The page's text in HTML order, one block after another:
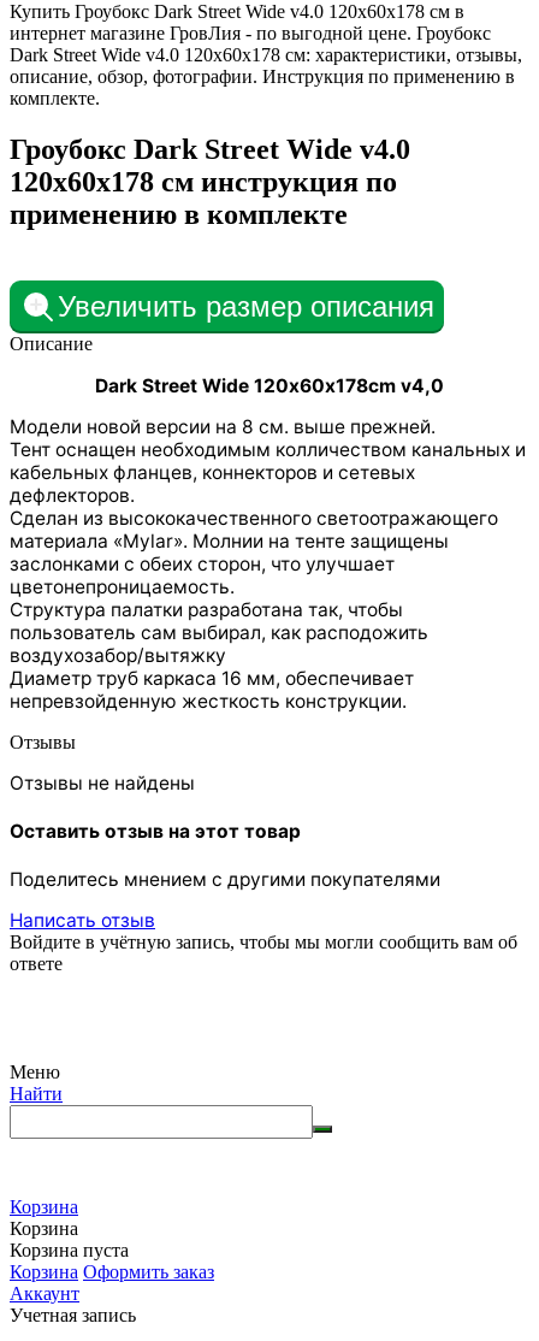
Купить Гроубокс Dark Street Wide v4.0 120х60х178 см в
интернет магазине ГровЛия - по выгодной цене. Гроубокс
Dark Street Wide v4.0 120х60х178 см: характеристики, отзывы,
описание, обзор, фотографии. Инструкция по применению в
комплекте.
Гроубокс Dark Street Wide v4.0
120х60х178 см инструкция по
применению в комплекте
Увеличить размер описания
Описание
Dark Street Wide 120х60х178cm v4,0
Модели новой версии на 8 см. выше прежней.
Тент оснащен необходимым колличеством канальных и
кабельных фланцев, коннекторов и сетевых
дефлекторов.
Сделан из высококачественного светоотражающего
материала «Mylar». Молнии на тенте защищены
заслонками с обеих сторон, что улучшает
цветонепроницаемость.
Структура палатки разработана так, чтобы
пользователь сам выбирал, как расподожить
воздухозабор/вытяжку
Диаметр труб каркаса 16 мм, обеспечивает
непревзойденную жесткость конструкции.
Отзывы
Отзывы не найдены
Оставить отзыв на этот товар
Поделитесь мнением с другими покупателями
Написать отзыв
Войдите в учётную запись, чтобы мы могли сообщить вам об
ответе
Меню
Найти
Корзина
Корзина
Корзина пуста
Корзина Оформить заказ
Аккаунт
Учетная запись